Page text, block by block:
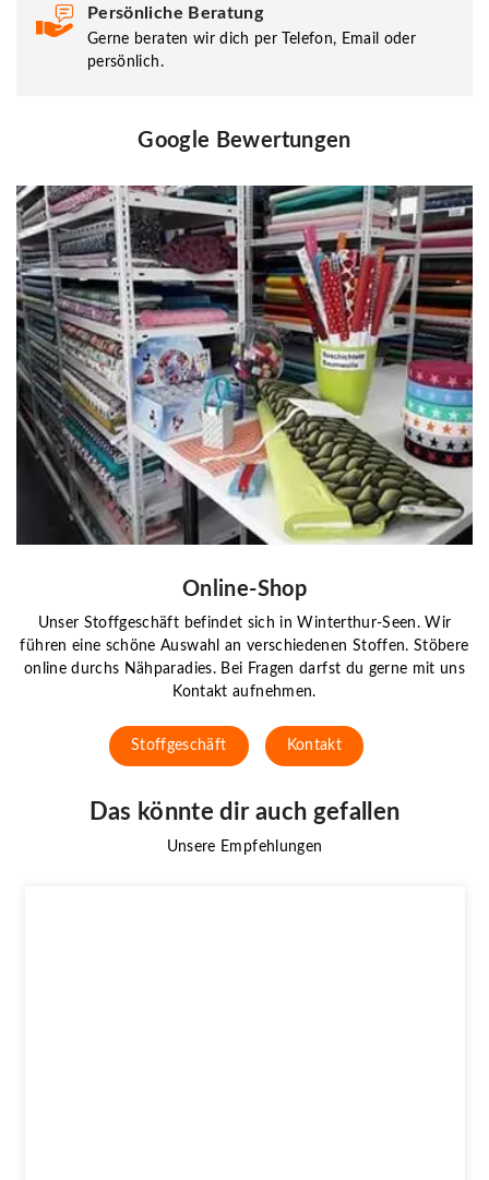
Persönliche Beratung
Gerne beraten wir dich per Telefon, Email oder
persönlich.
Google Bewertungen
Online-Shop
Unser Stoffgeschäft befindet sich in Winterthur-Seen. Wir
führen eine schöne Auswahl an verschiedenen Stoffen. Stöbere
online durchs Nähparadies. Bei Fragen darfst du gerne mit uns
Kontakt aufnehmen.
Stoffgeschäft Kontakt
Das könnte dir auch gefallen
Unsere Empfehlungen